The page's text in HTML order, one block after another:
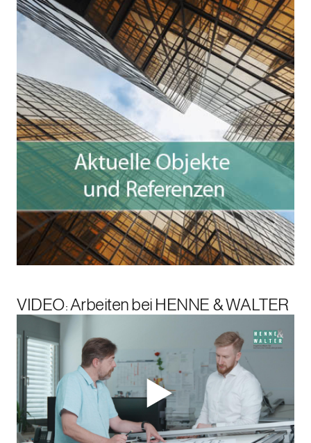
Aktuelle Objekte und
Referenzen
Verschaffen Sie sich einen Überblick über unsere
Referenzen.
WEITERE INFOS HIER!
VIDEO: Arbeiten bei HENNE & WALTER